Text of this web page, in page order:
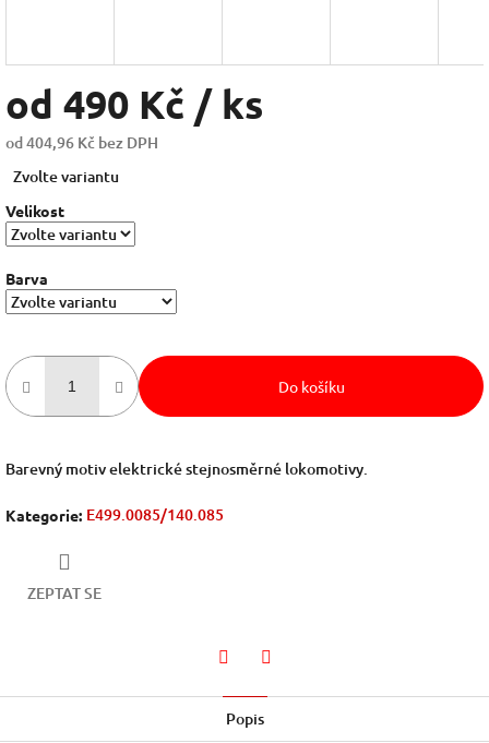
od 490 Kč / ks
od404,96 Kč bez DPH
cena:
Zvolte variantu
Velikost
Barva
Do košíku
Barevný motiv elektrické stejnosměrné lokomotivy.
Kategorie: E499.0085/140.085
ZEPTAT SE
Popis